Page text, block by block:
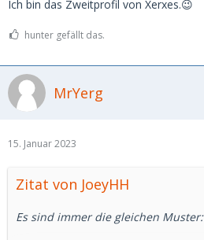
Ich bin das Zweitprofil von Xerxes.😉
hunter gefällt das.
MrYerg
15. Januar 2023
Zitat von JoeyHH
Es sind immer die gleichen Muster: